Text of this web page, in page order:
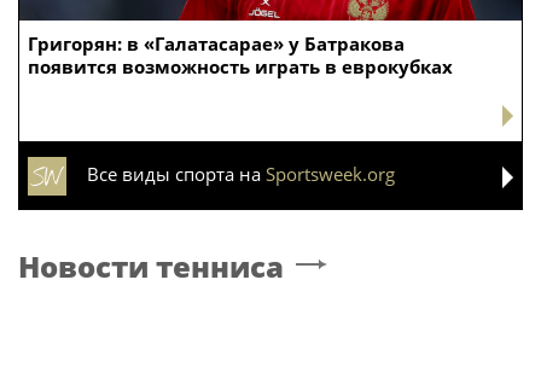
Григорян: в «Галатасарае» у Батракова
появится возможность играть в еврокубках
Все виды спорта на Sportsweek.org
Новости тенниса